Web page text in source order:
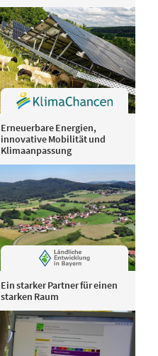
Erneuerbare Energien,
innovative Mobilität und
Klimaanpassung
Ein starker Partner für einen
starken Raum